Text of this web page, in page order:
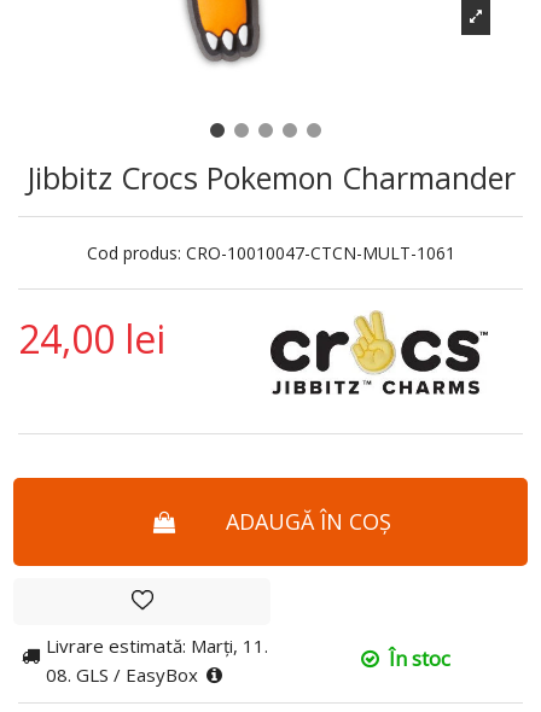
Jibbitz Crocs Pokemon Charmander
Cod produs: CRO-10010047-CTCN-MULT-1061
24,00 lei
ADAUGĂ ÎN COȘ
Livrare estimată: Marți, 11.
08. GLS / EasyBox
În stoc